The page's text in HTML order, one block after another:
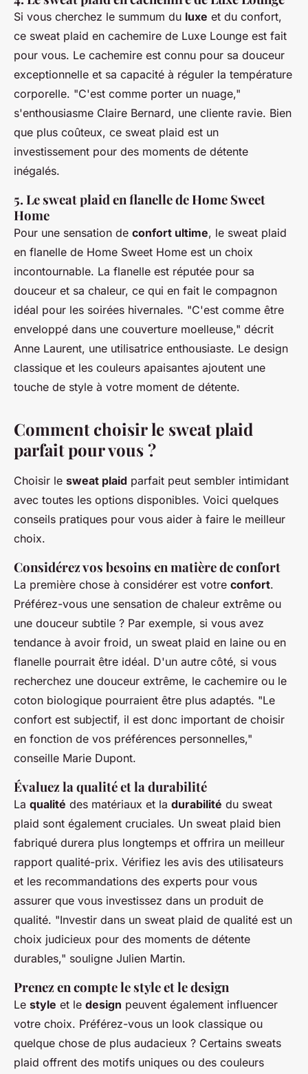
Si vous cherchez le summum du luxe et du confort,
ce sweat plaid en cachemire de Luxe Lounge est fait
pour vous. Le cachemire est connu pour sa douceur
exceptionnelle et sa capacité à réguler la température
corporelle. "C'est comme porter un nuage,"
s'enthousiasme Claire Bernard, une cliente ravie. Bien
que plus coûteux, ce sweat plaid est un
investissement pour des moments de détente
inégalés.
5. Le sweat plaid en flanelle de Home Sweet
Home
Pour une sensation de confort ultime, le sweat plaid
en flanelle de Home Sweet Home est un choix
incontournable. La flanelle est réputée pour sa
douceur et sa chaleur, ce qui en fait le compagnon
idéal pour les soirées hivernales. "C'est comme être
enveloppé dans une couverture moelleuse," décrit
Anne Laurent, une utilisatrice enthousiaste. Le design
classique et les couleurs apaisantes ajoutent une
touche de style à votre moment de détente.
Comment choisir le sweat plaid
parfait pour vous ?
Choisir le sweat plaid parfait peut sembler intimidant
avec toutes les options disponibles. Voici quelques
conseils pratiques pour vous aider à faire le meilleur
choix.
Considérez vos besoins en matière de confort
La première chose à considérer est votre confort.
Préférez-vous une sensation de chaleur extrême ou
une douceur subtile ? Par exemple, si vous avez
tendance à avoir froid, un sweat plaid en laine ou en
flanelle pourrait être idéal. D'un autre côté, si vous
recherchez une douceur extrême, le cachemire ou le
coton biologique pourraient être plus adaptés. "Le
confort est subjectif, il est donc important de choisir
en fonction de vos préférences personnelles,"
conseille Marie Dupont.
Évaluez la qualité et la durabilité
La qualité des matériaux et la durabilité du sweat
plaid sont également cruciales. Un sweat plaid bien
fabriqué durera plus longtemps et offrira un meilleur
rapport qualité-prix. Vérifiez les avis des utilisateurs
et les recommandations des experts pour vous
assurer que vous investissez dans un produit de
qualité. "Investir dans un sweat plaid de qualité est un
choix judicieux pour des moments de détente
durables," souligne Julien Martin.
Prenez en compte le style et le design
Le style et le design peuvent également influencer
votre choix. Préférez-vous un look classique ou
quelque chose de plus audacieux ? Certains sweats
plaid offrent des motifs uniques ou des couleurs